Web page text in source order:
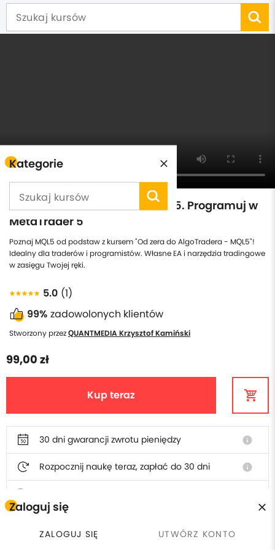
Kategorie
Zaloguj się
ZALOGUJ SIĘ UTWÓRZ KONTO
Od zera do AlgoTradera - MQL5. Programuj w
MetaTrader 5
Poznaj MQL5 od podstaw z kursem "Od zera do AlgoTradera - MQL5"!
Idealny dla traderów i programistów. Własne EA i narzędzia tradingowe
w zasięgu Twojej ręki.
5.0 (1)
99% zadowolonych klientów
Stworzony przezQUANTMEDIA Krzysztof Kamiński
99,00 zł
Kup teraz
30 dni gwarancji zwrotu pieniędzy info
Rozpocznij naukę teraz, zapłać do 30 dni info